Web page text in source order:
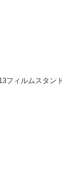
フィルムスタン